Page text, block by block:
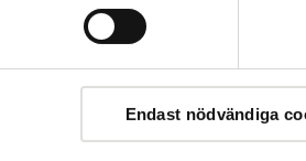
Endast nödvändiga
att arbeta i, flera har
positiva effekt på de